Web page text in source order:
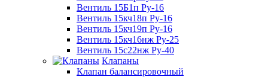
Вентиль 15Б1п Ру-16
Вентиль 15кч18п Ру-16
Вентиль 15кч19п Ру-16
Вентиль 15кч16нж Ру-25
Вентиль 15с22нж Ру-40
Клапаны
Клапан балансировочный